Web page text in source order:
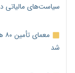
سیاست‌های مالیاتی
شد